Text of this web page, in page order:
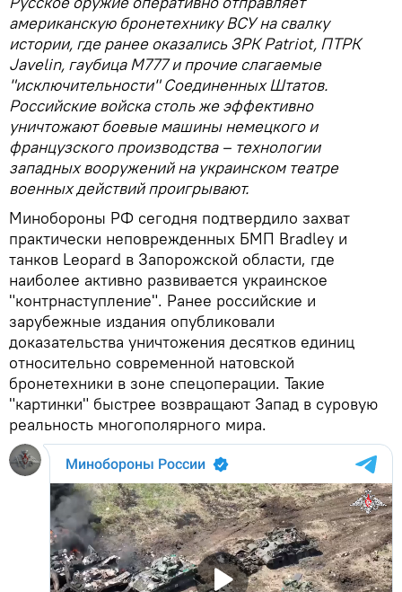
американскую бронетехнику ВСУ на свалку
истории, где ранее оказались ЗРК Patriot, ПТРК
Javelin, гаубица M777 и прочие слагаемые
"исключительности" Соединенных Штатов.
Российские войска столь же эффективно
уничтожают боевые машины немецкого и
французского производства – технологии
западных вооружений на украинском театре
военных действий проигрывают.
Минобороны РФ сегодня подтвердило захват
практически неповрежденных БМП Bradley и
танков Leopard в Запорожской области, где
наиболее активно развивается украинское
"контрнаступление". Ранее российские и
зарубежные издания опубликовали
доказательства уничтожения десятков единиц
относительно современной натовской
бронетехники в зоне спецоперации. Такие
"картинки" быстрее возвращают Запад в суровую
реальность многополярного мира.